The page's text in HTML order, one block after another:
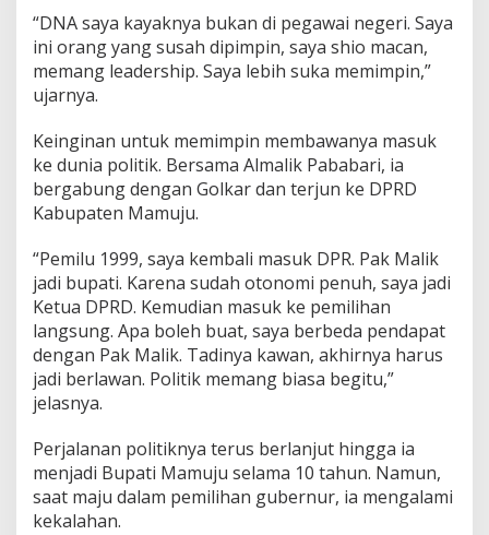
“DNA saya kayaknya bukan di pegawai negeri. Saya
ini orang yang susah dipimpin, saya shio macan,
memang leadership. Saya lebih suka memimpin,”
ujarnya.
Keinginan untuk memimpin membawanya masuk
ke dunia politik. Bersama Almalik Pababari, ia
bergabung dengan Golkar dan terjun ke DPRD
Kabupaten Mamuju.
“Pemilu 1999, saya kembali masuk DPR. Pak Malik
jadi bupati. Karena sudah otonomi penuh, saya jadi
Ketua DPRD. Kemudian masuk ke pemilihan
langsung. Apa boleh buat, saya berbeda pendapat
dengan Pak Malik. Tadinya kawan, akhirnya harus
jadi berlawan. Politik memang biasa begitu,”
jelasnya.
Perjalanan politiknya terus berlanjut hingga ia
menjadi Bupati Mamuju selama 10 tahun. Namun,
saat maju dalam pemilihan gubernur, ia mengalami
kekalahan.